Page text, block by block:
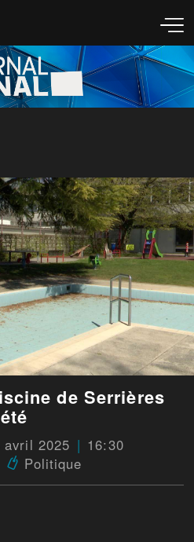
de Serrières
avril 2025
16:30
Politique